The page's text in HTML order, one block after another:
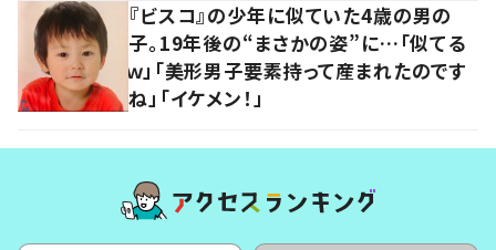
『ビスコ』の少年に似ていた4歳の男の
子。19年後の“まさかの姿”に…「似てる
ｗ」「美形男子要素持って産まれたのです
ね」「イケメン！」